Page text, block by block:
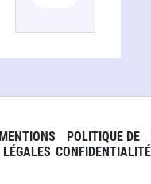
MENTIONS
LÉGALES
POLITIQUE DE
CONFIDENTIALITÉ